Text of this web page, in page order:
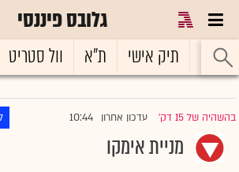
גלובס פיננסי
ראשי תיק אישי ת"א וול סטריט
בהשהיה של 15 דק' |עדכון אחרון 10:44
מניית אימקו